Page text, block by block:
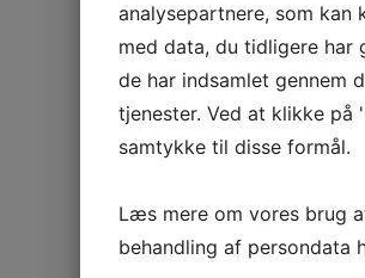
analysepartnere, som kan
med data, du tidligere har
de har indsamlet gennem
tjenester. Ved at klikke på
samtykke til disse formål.
Læs mere om vores brug
behandling af persondata